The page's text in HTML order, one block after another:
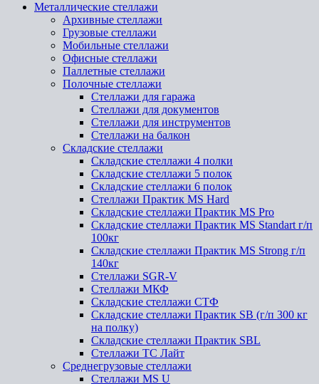
Металлические стеллажи
Архивные стеллажи
Грузовые стеллажи
Мобильные стеллажи
Офисные стеллажи
Паллетные стеллажи
Полочные стеллажи
Стеллажи для гаража
Стеллажи для документов
Стеллажи для инструментов
Стеллажи на балкон
Складские стеллажи
Складские стеллажи 4 полки
Складские стеллажи 5 полок
Складские стеллажи 6 полок
Стеллажи Практик MS Hard
Складские стеллажи Практик MS Pro
Складские стеллажи Практик MS Standart г/п
100кг
Складские стеллажи Практик MS Strong г/п
140кг
Стеллажи SGR-V
Стеллажи МКФ
Складские стеллажи СТФ
Складские стеллажи Практик SB (г/п 300 кг
на полку)
Складские стеллажи Практик SBL
Стеллажи ТС Лайт
Среднегрузовые стеллажи
Стеллажи MS U